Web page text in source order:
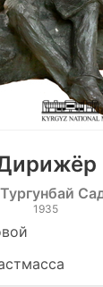
1935